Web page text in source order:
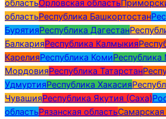
областьОрловская область
областьРеспублика Башкортостан
БурятияРеспублика Дагестан
БалкарияРеспублика Калмыкия
КарелияРеспублика Коми
МордовияРеспублика Татарстан
УдмуртияРеспублика Хакасия
ЧувашияРеспублика Якутия (Саха)
областьРязанская областьСамарская